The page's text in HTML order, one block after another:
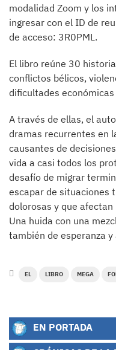
modalidad Zoom y los
ingresar con el ID de
de acceso: 3R0PML.
El libro reúne 30
conflictos bélicos,
dificultades
A través de ellas, el
dramas recurrentes en
causantes de
vida a casi todos los
desafío de migrar
escapar de situaciones
dolorosas y que
Una huida con una
también de esperanza
EL LIBRO MEGA
EN PORTADA